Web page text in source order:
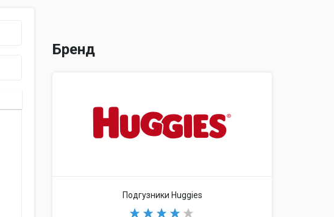
Бренд
Подгузники Huggies